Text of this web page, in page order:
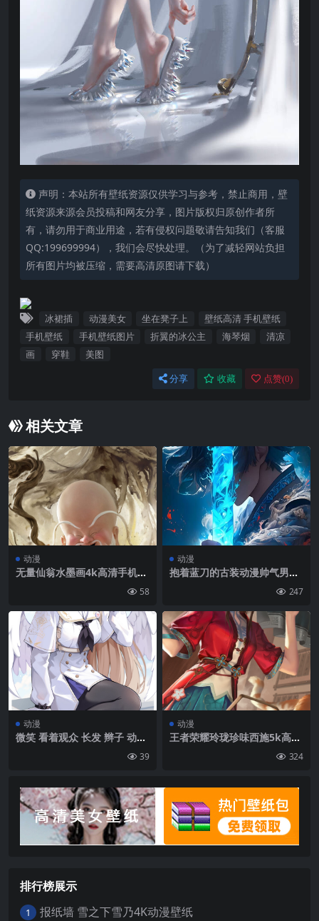
声明：本站所有壁纸资源仅供学习与参考，禁止商用，壁
纸资源来源会员投稿和网友分享，图片版权归原创作者所
有，请勿用于商业用途，若有侵权问题敬请告知我们（客服
QQ:199699994），我们会尽快处理。（为了减轻网站负担
所有图片均被压缩，需要高清原图请下载）
冰裙插 动漫美女 坐在凳子上
壁纸高清 手机壁纸
手机壁纸
手机壁纸图片 折翼的冰公主 海琴烟
清凉
画
穿鞋 美图
分享 收藏 点赞(0)
相关文章
动漫
无量仙翁水墨画4k高清手机壁
58
动漫
抱着蓝刀的古装动漫帅气男生
247
动漫
微笑 看着观众 长发 辫子 动漫
使翅膀 翅膀 脸红 云朵|1500×
39
动漫
王者荣耀玲珑珍味西施5k高清
324
排行榜展示
1 报纸墙 雪之下雪乃4K动漫壁纸